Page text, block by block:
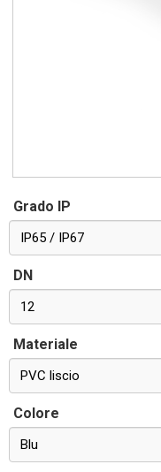
Grado IP
IP65 / IP67
DN
12
Materiale
PVC liscio
Colore
Blu